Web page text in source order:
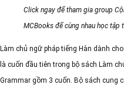
Click ngay để tham gia group
MCBooks để cùng nhau học tập
Làm chủ ngữ pháp tiếng Hàn dành
là cuốn đầu tiên trong bộ sách Làm
Grammar gồm 3 cuốn. Bộ sách cung